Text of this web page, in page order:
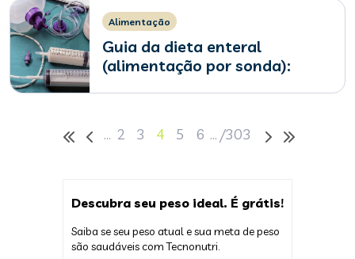
Alimentação
Guia da dieta enteral
(alimentação por sonda):
… 2 3 4 5 6 … /303
Descubra seu peso ideal. É grátis!
Saiba se seu peso atual e sua meta de peso
são saudáveis com Tecnonutri.